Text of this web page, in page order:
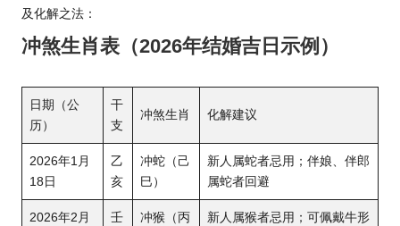
及化解之法：
冲煞生肖表（2026年结婚吉日示例）
日期（公
历）
干
支
冲煞生肖 化解建议
2026年1月
18日
乙
亥
冲蛇（己
巳）
新人属蛇者忌用；伴娘、伴郎
属蛇者回避
2026年2月
壬
冲猴（丙
新人属猴者忌用；可佩戴牛形